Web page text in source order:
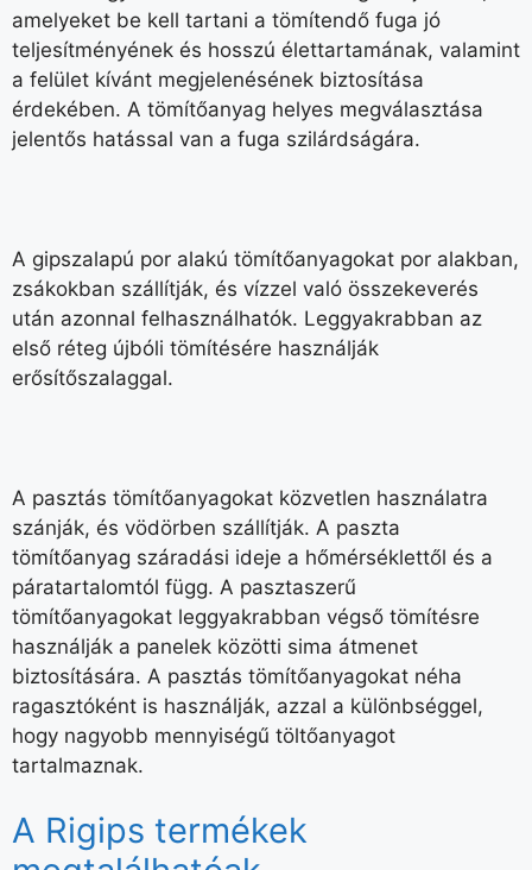
amelyeket be kell tartani a tömítendő fuga jó
teljesítményének és hosszú élettartamának, valamint
a felület kívánt megjelenésének biztosítása
érdekében. A tömítőanyag helyes megválasztása
jelentős hatással van a fuga szilárdságára.
A gipszalapú por alakú tömítőanyagokat por alakban,
zsákokban szállítják, és vízzel való összekeverés
után azonnal felhasználhatók. Leggyakrabban az
első réteg újbóli tömítésére használják
erősítőszalaggal.
A pasztás tömítőanyagokat közvetlen használatra
szánják, és vödörben szállítják. A paszta
tömítőanyag száradási ideje a hőmérséklettől és a
páratartalomtól függ. A pasztaszerű
tömítőanyagokat leggyakrabban végső tömítésre
használják a panelek közötti sima átmenet
biztosítására. A pasztás tömítőanyagokat néha
ragasztóként is használják, azzal a különbséggel,
hogy nagyobb mennyiségű töltőanyagot
tartalmaznak.
A Rigips termékek